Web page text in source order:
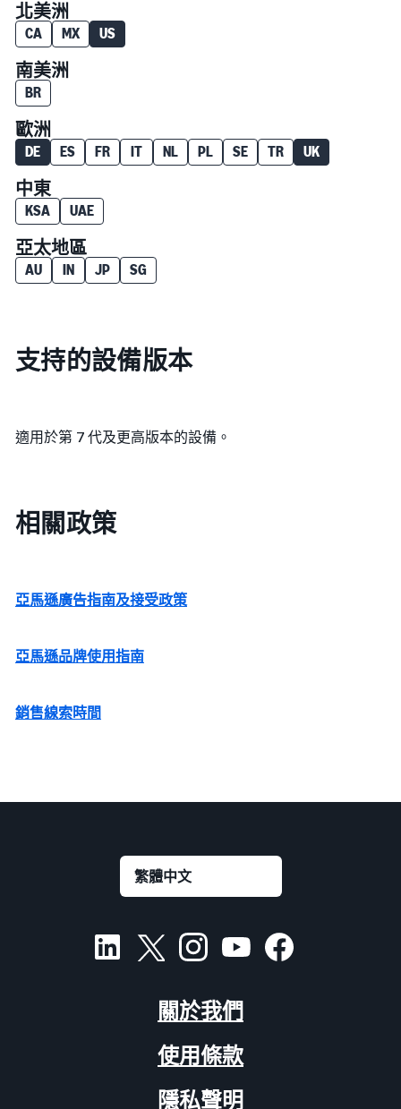
北美洲
CA MX US
南美洲
BR
歐洲
DE ES FR IT NL PL SE TR UK
中東
KSA UAE
亞太地區
AU IN JP SG
支持的設備版本
適用於第 7 代及更高版本的設備。
相關政策
亞馬遜廣告指南及接受政策
亞馬遜品牌使用指南
銷售線索時間
關於我們
使用條款
隱私聲明